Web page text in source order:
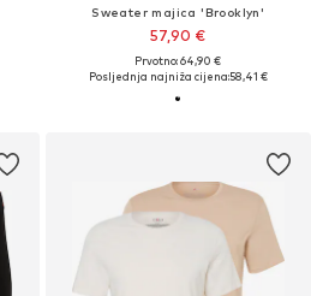
Sweater majica 'Brooklyn'
57,90 €
Prvotno: 64,90 €
Posljednja najniža cijena:58,41 €